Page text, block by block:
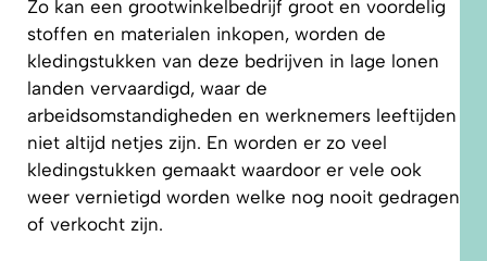
Zo kan een grootwinkelbedrijf groot en voordelig
stoffen en materialen inkopen, worden de
kledingstukken van deze bedrijven in lage lonen
landen vervaardigd, waar de
arbeidsomstandigheden en werknemers leeftijden
niet altijd netjes zijn. En worden er zo veel
kledingstukken gemaakt waardoor er vele ook
weer vernietigd worden welke nog nooit gedragen
of verkocht zijn.